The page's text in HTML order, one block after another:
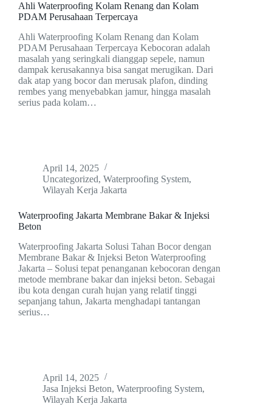
Ahli Waterproofing Kolam Renang dan Kolam
PDAM Perusahaan Terpercaya
Ahli Waterproofing Kolam Renang dan Kolam
PDAM Perusahaan Terpercaya Kebocoran adalah
masalah yang seringkali dianggap sepele, namun
dampak kerusakannya bisa sangat merugikan. Dari
dak atap yang bocor dan merusak plafon, dinding
rembes yang menyebabkan jamur, hingga masalah
serius pada kolam…
April 14, 2025
Uncategorized, Waterproofing System,
Wilayah Kerja Jakarta
Waterproofing Jakarta Membrane Bakar & Injeksi
Beton
Waterproofing Jakarta Solusi Tahan Bocor dengan
Membrane Bakar & Injeksi Beton Waterproofing
Jakarta – Solusi tepat penanganan kebocoran dengan
metode membrane bakar dan injeksi beton. Sebagai
ibu kota dengan curah hujan yang relatif tinggi
sepanjang tahun, Jakarta menghadapi tantangan
serius…
April 14, 2025
Jasa Injeksi Beton, Waterproofing System,
Wilayah Kerja Jakarta